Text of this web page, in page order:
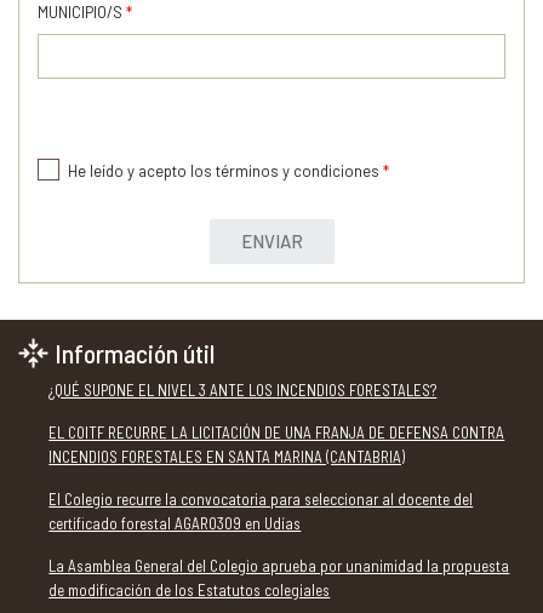
MUNICIPIO/S *
He leído y acepto los términos y condiciones *
ENVIAR
Información útil
¿QUÉ SUPONE EL NIVEL 3 ANTE LOS INCENDIOS FORESTALES?
EL COITF RECURRE LA LICITACIÓN DE UNA FRANJA DE DEFENSA CONTRA
INCENDIOS FORESTALES EN SANTA MARINA (CANTABRIA)
El Colegio recurre la convocatoria para seleccionar al docente del
certificado forestal AGAR0309 en Udías
La Asamblea General del Colegio aprueba por unanimidad la propuesta
de modificación de los Estatutos colegiales